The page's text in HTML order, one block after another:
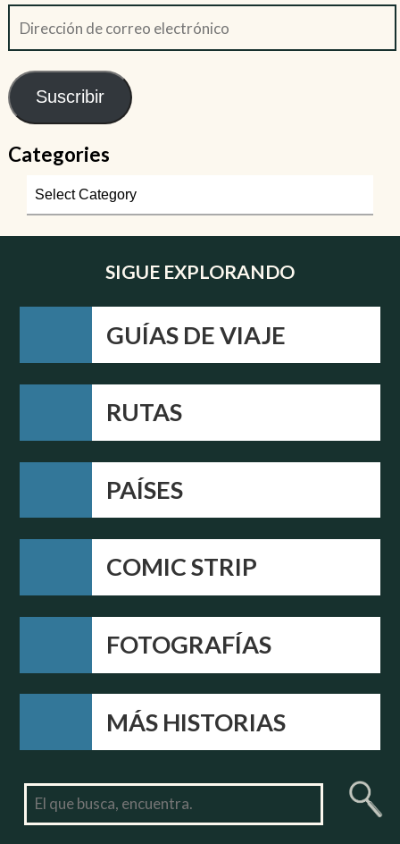
Suscribir
Categories
SIGUE EXPLORANDO
GUÍAS DE VIAJE
RUTAS
PAÍSES
COMIC STRIP
FOTOGRAFÍAS
MÁS HISTORIAS